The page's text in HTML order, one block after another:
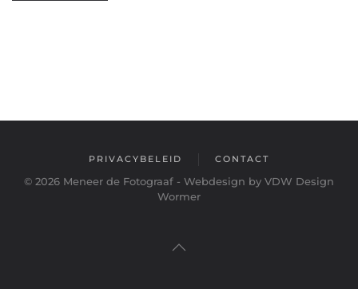
PRIVACYBELEID CONTACT
© 2026 Meneer de Fotograaf - Webdesign by VDW Design
Wormer